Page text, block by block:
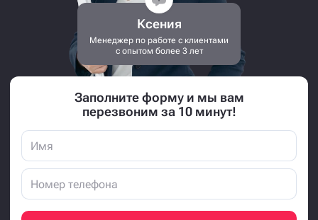
Ксения
Менеджер по работе с клиентами
с опытом более 3 лет
Заполните форму и мы вам
перезвоним за 10 минут!